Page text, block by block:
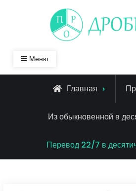
Меню
Главная
Из обыкновенной в
Перевод 22/7 в